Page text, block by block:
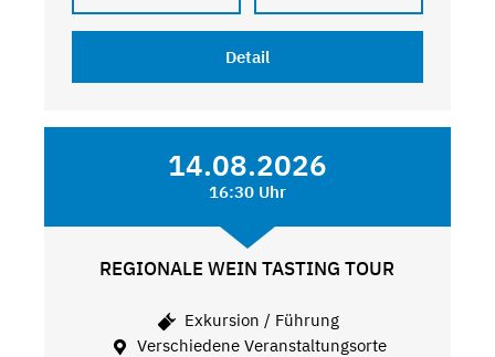
Detail
14.08.2026
16:30 Uhr
REGIONALE WEIN TASTING TOUR
Exkursion / Führung
Verschiedene Veranstaltungsorte